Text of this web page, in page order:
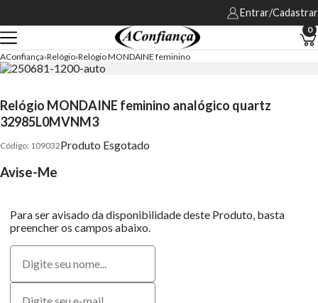
Entrar/Cadastrar
0
AConfiança Relógio Relógio MONDAINE feminino
Relógio MONDAINE feminino analógico quartz
32985L0MVNM3
109032Produto Esgotado
Avise-Me
Para ser avisado da disponibilidade deste Produto, basta
preencher os campos abaixo.